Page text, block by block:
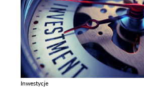
Inwestycje